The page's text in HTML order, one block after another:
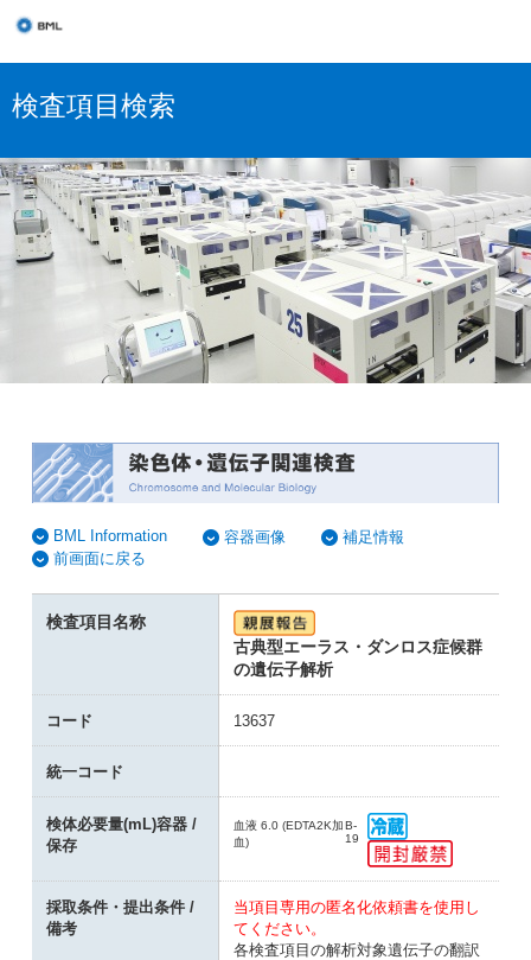
検査項目検索
BML Information 容器画像
補足情報
前画面に戻る
検査項目名称
古典型エーラス・ダンロス症候群
の遺伝子解析
コード 13637
統一コード
検体必要量(mL)容器 /
保存
血液 6.0 (EDTA2K加
血)
B-
19
採取条件・提出条件 /
備考
当項目専用の匿名化依頼書を使用し
てください。
各検査項目の解析対象遺伝子の翻訳